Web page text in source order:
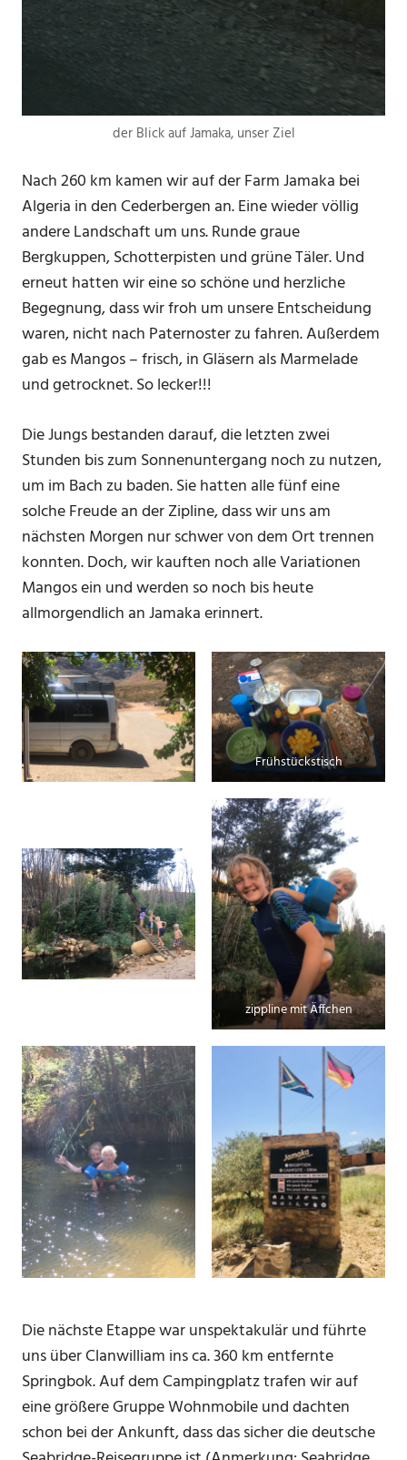
der Blick auf Jamaka, unser Ziel
Nach 260 km kamen wir auf der Farm Jamaka bei
Algeria in den Cederbergen an. Eine wieder völlig
andere Landschaft um uns. Runde graue
Bergkuppen, Schotterpisten und grüne Täler. Und
erneut hatten wir eine so schöne und herzliche
Begegnung, dass wir froh um unsere Entscheidung
waren, nicht nach Paternoster zu fahren. Außerdem
gab es Mangos – frisch, in Gläsern als Marmelade
und getrocknet. So lecker!!!
Die Jungs bestanden darauf, die letzten zwei
Stunden bis zum Sonnenuntergang noch zu nutzen,
um im Bach zu baden. Sie hatten alle fünf eine
solche Freude an der Zipline, dass wir uns am
nächsten Morgen nur schwer von dem Ort trennen
konnten. Doch, wir kauften noch alle Variationen
Mangos ein und werden so noch bis heute
allmorgendlich an Jamaka erinnert.
Frühstückstisch
zippline mit Äffchen
Die nächste Etappe war unspektakulär und führte
uns über Clanwilliam ins ca. 360 km entfernte
Springbok. Auf dem Campingplatz trafen wir auf
eine größere Gruppe Wohnmobile und dachten
schon bei der Ankunft, dass das sicher die deutsche